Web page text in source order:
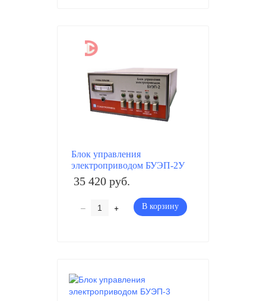
Блок управления
электроприводом БУЭП-2У
35 420 руб.
– + В корзину